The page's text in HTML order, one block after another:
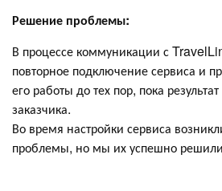
Решение проблемы:
В процессе коммуникации с
повторное подключение сервиса и
его работы до тех пор, пока
заказчика.
Во время настройки сервиса
проблемы, но мы их успешно